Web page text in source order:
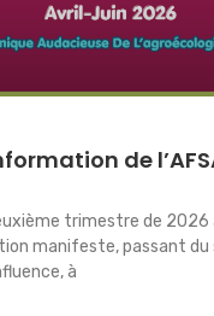
de
trimestre de 2026
manifeste, passant du
à